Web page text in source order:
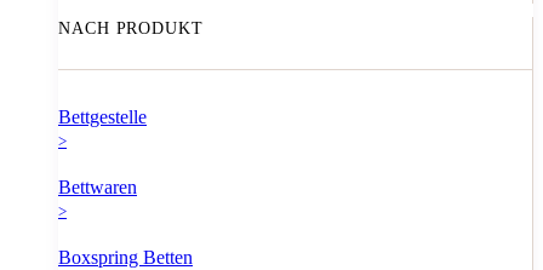
NACH PRODUKT
Bettgestelle
>
Bettwaren
>
Boxspring Betten